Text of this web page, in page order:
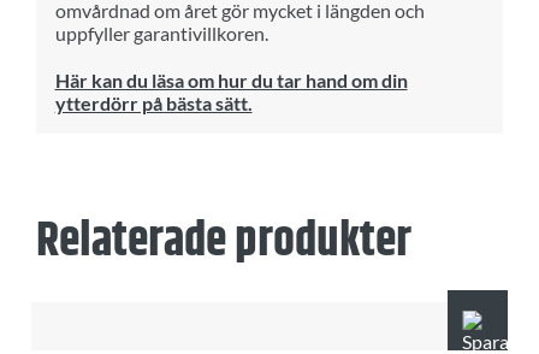
omvårdnad om året gör mycket i längden och
uppfyller garantivillkoren.
Här kan du läsa om hur du tar hand om din
ytterdörr på bästa sätt.
Relaterade produkter